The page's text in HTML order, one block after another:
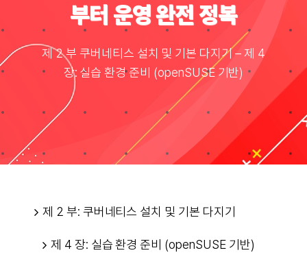
Resource
블로그
Taxonomies
Search
부터 운영 완전 정복
제 2 부 쿠버네티스 설치 및 기본 다지기 – 제 4
장: 실습 환경 준비 (openSUSE 기반)
제 2 부: 쿠버네티스 설치 및 기본 다지기
제 4 장: 실습 환경 준비 (openSUSE 기반)